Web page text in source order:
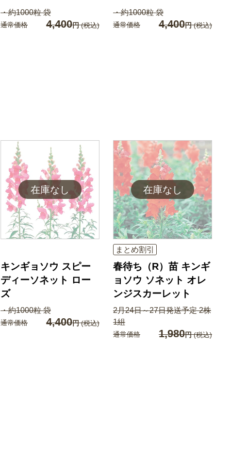
・約1000粒 袋
通常価格 4,400円(税込)
・約1000粒 袋
通常価格 4,400円(税込)
キンギョソウ スピー
ディーソネット ロー
ズ
・約1000粒 袋
通常価格 4,400円(税込)
まとめ割引
春待ち（R）苗 キンギ
ョソウ ソネット オレ
ンジスカーレット
2月24日～27日発送予定 2株
1組
通常価格 1,980円(税込)